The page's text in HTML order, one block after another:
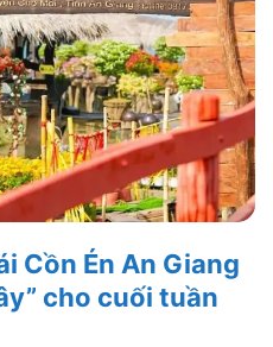
Cồn Én An Giang
cho cuối tuần